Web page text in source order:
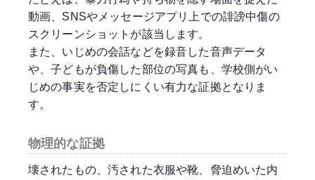
動画、SNSやメッセージアプリ上での誹謗中傷の
スクリーンショットが該当します。
また、いじめの会話などを録音した音声データ
や、子どもが負傷した部位の写真も、学校側がい
じめの事実を否定しにくい有力な証拠となりま
す。
物理的な証拠
壊されたもの、汚された衣服や靴、脅迫めいた内